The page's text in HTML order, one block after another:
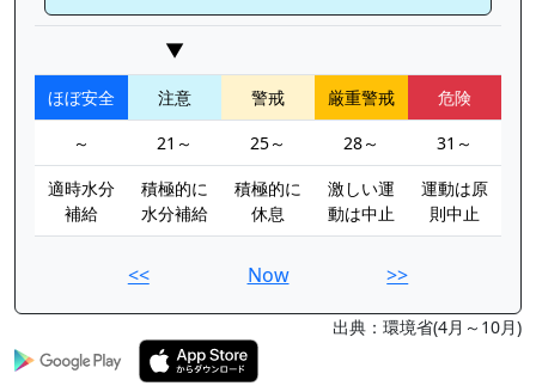
▼
ほぼ安全 注意 警戒 厳重警戒
危険
～
21～ 25～ 28～
31～
適時水分
補給
積極的に
水分補給
積極的に
休息
激しい運
動は中止
運動は原
則中止
<< Now >>
出典：環境省(4月～10月)